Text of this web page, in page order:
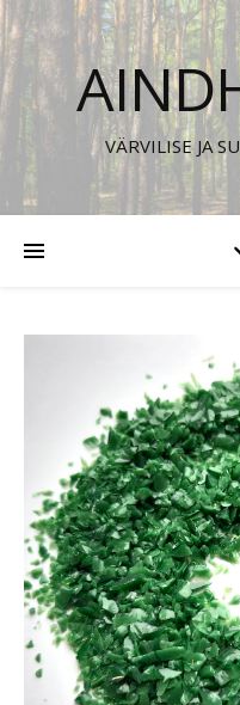
VÄRVILISE JA